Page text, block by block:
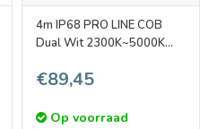
4m IP68 PRO LINE COB
Dual Wit 2300K~5000K
Pixels pm 24V - Losse
€89,45
Op voorraad